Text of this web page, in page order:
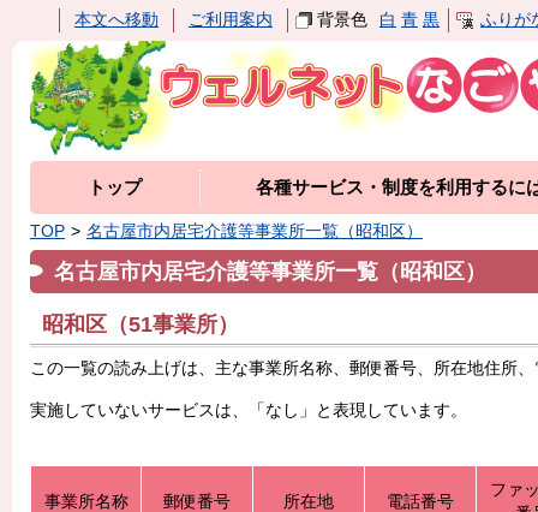
本文へ移動 ご利用案内 背景色 白 青 黒 ふりが
トップ 各種サービス・制度を利用するに
TOP 名古屋市内居宅介護等事業所一覧（昭和区）
名古屋市内居宅介護等事業所一覧（昭和区）
昭和区（51事業所）
この一覧の読み上げは、主な事業所名称、郵便番号、所在地住所
実施していないサービスは、「なし」と表現しています。
事業所名称 郵便番号 所在地 電話番号
ファ